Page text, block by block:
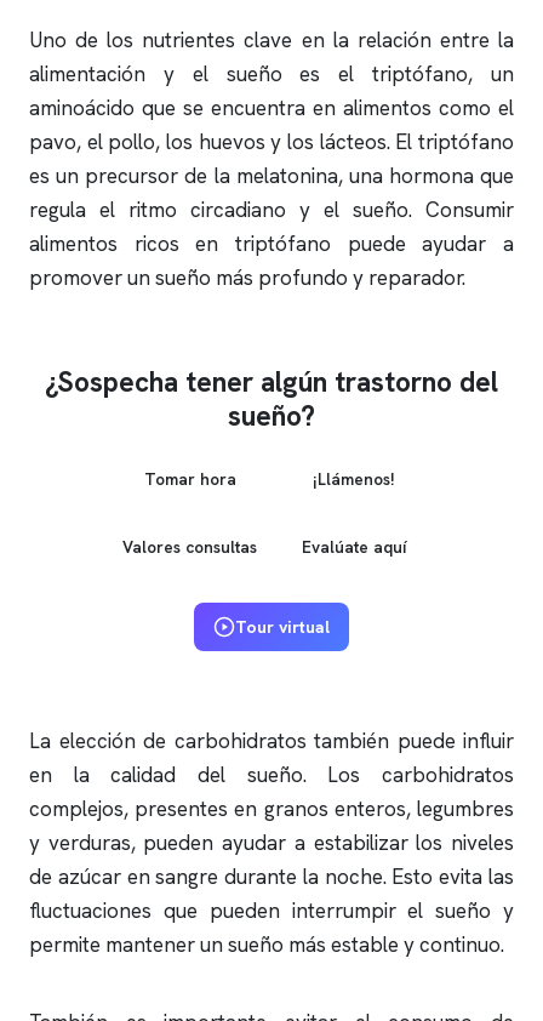
Uno de los nutrientes clave en la relación entre la
alimentación y el sueño es el triptófano, un
aminoácido que se encuentra en alimentos como el
pavo, el pollo, los huevos y los lácteos. El triptófano
es un precursor de la melatonina, una hormona que
regula el ritmo circadiano y el sueño. Consumir
alimentos ricos en triptófano puede ayudar a
promover un sueño más profundo y reparador.
¿Sospecha tener algún trastorno del
sueño?
Tomar hora ¡Llámenos!
Valores consultas Evalúate aquí
Tour virtual
La elección de carbohidratos también puede influir
en la calidad del sueño. Los carbohidratos
complejos, presentes en granos enteros, legumbres
y verduras, pueden ayudar a estabilizar los niveles
de azúcar en sangre durante la noche. Esto evita las
fluctuaciones que pueden interrumpir el sueño y
permite mantener un sueño más estable y continuo.